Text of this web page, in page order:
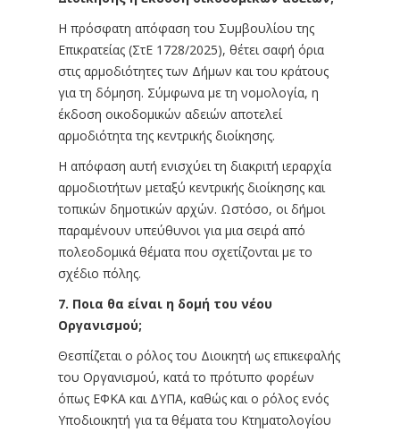
Η πρόσφατη απόφαση του Συμβουλίου της
Επικρατείας (ΣτΕ 1728/2025), θέτει σαφή όρια
στις αρμοδιότητες των Δήμων και του κράτους
για τη δόμηση. Σύμφωνα με τη νομολογία, η
έκδοση οικοδομικών αδειών αποτελεί
αρμοδιότητα της κεντρικής διοίκησης.
Η απόφαση αυτή ενισχύει τη διακριτή ιεραρχία
αρμοδιοτήτων μεταξύ κεντρικής διοίκησης και
τοπικών δημοτικών αρχών. Ωστόσο, οι δήμοι
παραμένουν υπεύθυνοι για μια σειρά από
πολεοδομικά θέματα που σχετίζονται με το
σχέδιο πόλης.
7. Ποια θα είναι η δομή του νέου
Οργανισμού;
Θεσπίζεται ο ρόλος του Διοικητή ως επικεφαλής
του Οργανισμού, κατά το πρότυπο φορέων
όπως ΕΦΚΑ και ΔΥΠΑ, καθώς και ο ρόλος ενός
Υποδιοικητή για τα θέματα του Κτηματολογίου